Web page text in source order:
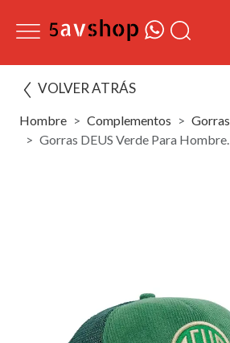
VOLVER ATRÁS
Hombre Complementos
Gorras
Gorras DEUS Verde Para Hombre.